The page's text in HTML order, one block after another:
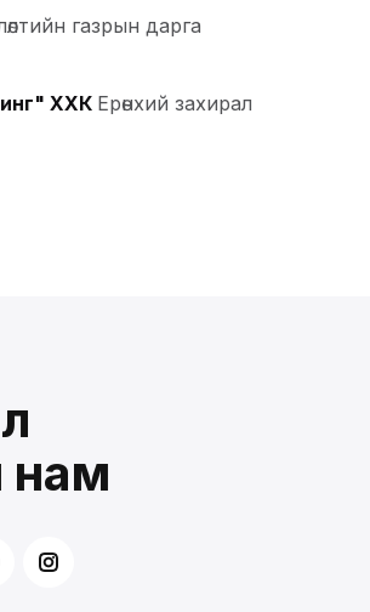
газрын дарга
ХХК Ерөнхий захирал
нам